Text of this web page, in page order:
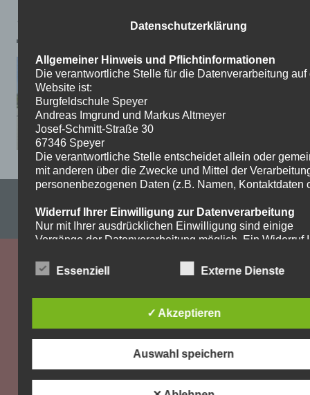
5-3
WordPress-Theme: Dynamic News von ThemeZee.
Datenschutzerklärung
Allgemeiner Hinweis und Pflichtinformationen
Die verantwortliche Stelle für die Datenverarbeitung auf
Website ist:
Burgfeldschule Speyer
Andreas Imgrund und Markus Altmeyer
Josef-Schmitt-Straße 30
67346 Speyer
Die verantwortliche Stelle entscheidet allein oder
mit anderen über die Zwecke und Mittel der
personenbezogenen Daten (z.B. Namen, Kontaktdaten
Widerruf Ihrer Einwilligung zur Datenverarbeitung
Nur mit Ihrer ausdrücklichen Einwilligung sind einige
Vorgänge der Datenverarbeitung möglich. Ein Widerruf
Widerruf genügt eine formlose Mitteilung per E-Mail. Die
Recht auf Beschwerde bei der zuständigen
Aufsichtsbehörde
Als Betroffener steht Ihnen im Falle eines
der zuständigen Aufsichtsbehörde zu. Zuständige
Aufsichtsbehörde bezüglich datenschutzrechtlicher
Essenziell Externe Dienste
✓ Akzeptieren
Auswahl speichern